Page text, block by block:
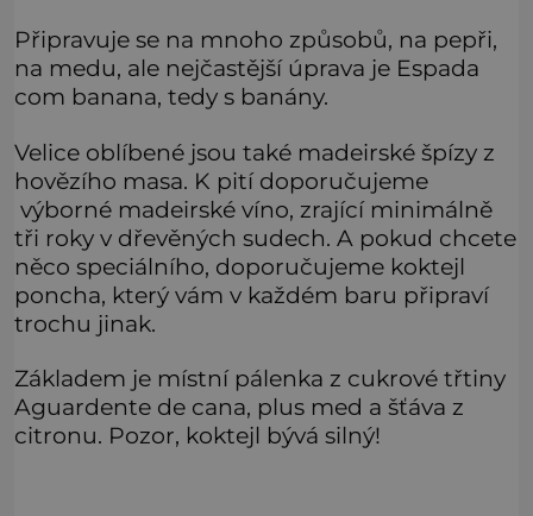
Připravuje se na mnoho způsobů, na pepři,
na medu, ale nejčastější úprava je Espada
com banana, tedy s banány.
Velice oblíbené jsou také madeirské špízy z
hovězího masa. K pití doporučujeme
výborné madeirské víno, zrající minimálně
tři roky v dřevěných sudech. A pokud chcete
něco speciálního, doporučujeme koktejl
poncha, který vám v každém baru připraví
trochu jinak.
Základem je místní pálenka z cukrové třtiny
Aguardente de cana, plus med a šťáva z
citronu. Pozor, koktejl bývá silný!